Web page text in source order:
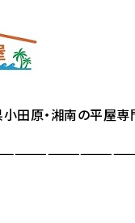
田原・湘南の平屋専